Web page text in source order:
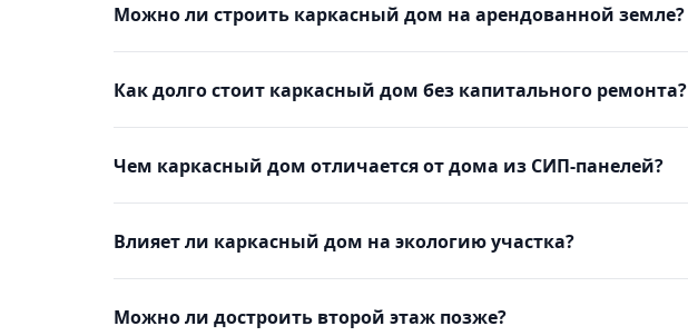
Можно ли строить каркасный дом на арендованной земле?
Как долго стоит каркасный дом без капитального ремонта?
Чем каркасный дом отличается от дома из СИП-панелей?
Влияет ли каркасный дом на экологию участка?
Можно ли достроить второй этаж позже?